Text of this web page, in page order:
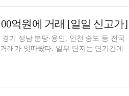
억원에 거래 [일일 신고가]
기 성남 분당·용인, 인천 송도 등 전국
래가 잇따랐다. 일부 단지는 단기간에